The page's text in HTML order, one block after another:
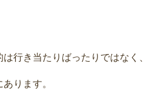
行き当たりばったりではなく、
ります。